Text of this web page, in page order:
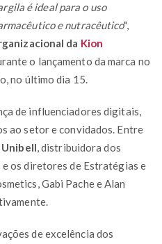
é ideal para o uso
e nutracêutico",
da Kion
o lançamento da marca no
no último dia 15.
de influenciadores digitais,
ao setor e convidados. Entre
Unibell , distribuidora dos
e os diretores de Estratégias e
Gabi Pache e Alan
de excelência dos